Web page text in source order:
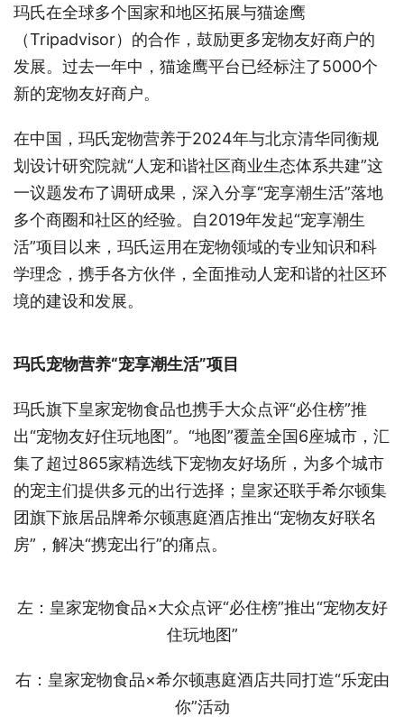
玛氏在全球多个国家和地区拓展与猫途鹰
（Tripadvisor）的合作，鼓励更多宠物友好商户的
发展。过去一年中，猫途鹰平台已经标注了5000个
新的宠物友好商户。
在中国，玛氏宠物营养于2024年与北京清华同衡规
划设计研究院就“人宠和谐社区商业生态体系共建”这
一议题发布了调研成果，深入分享“宠享潮生活”落地
多个商圈和社区的经验。自2019年发起“宠享潮生
活”项目以来，玛氏运用在宠物领域的专业知识和科
学理念，携手各方伙伴，全面推动人宠和谐的社区环
境的建设和发展。
玛氏宠物营养“宠享潮生活”项目
玛氏旗下皇家宠物食品也携手大众点评“必住榜”推
出“宠物友好住玩地图”。“地图”覆盖全国6座城市，汇
集了超过865家精选线下宠物友好场所，为多个城市
的宠主们提供多元的出行选择；皇家还联手希尔顿集
团旗下旅居品牌希尔顿惠庭酒店推出“宠物友好联名
房”，解决“携宠出行”的痛点。
左：皇家宠物食品×大众点评“必住榜”推出“宠物友好
住玩地图”
右：皇家宠物食品×希尔顿惠庭酒店共同打造“乐宠由
你”活动